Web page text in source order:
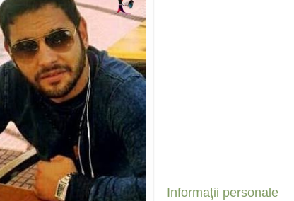
Informații personale